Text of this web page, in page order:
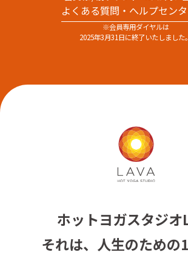
よくある質問・へルプセン
※会員専用ダイヤルは
2025年3月31日に終了いたしました。
ホットヨガスタジオ
それは、人生のための1